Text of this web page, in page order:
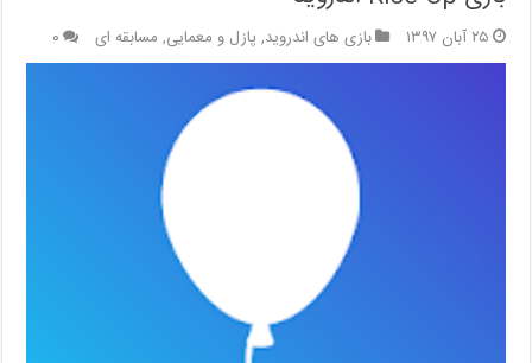
۲۵ آبان ۱۳۹۷ بازی های اندروید, پازل و معمایی, مسابقه ای ۰